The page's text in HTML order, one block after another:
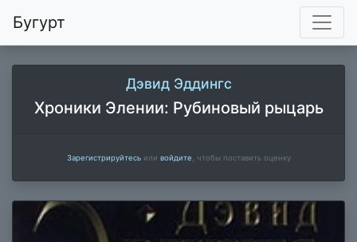
Бугурт
Дэвид Эддингс
Хроники Элении: Рубиновый рыцарь
Зарегистрируйтесьили войдите , чтобы поставить оценку